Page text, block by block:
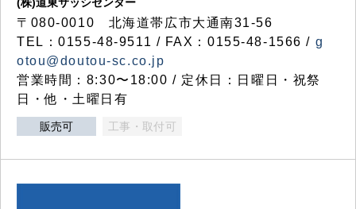
〒080-0010 北海道帯広市大通南31-56
TEL：0155-48-9511 / FAX：0155-48-1566 / g
otou@doutou-sc.co.jp
営業時間：8:30〜18:00 / 定休日：日曜日・祝祭
日・他・土曜日有
販売可 工事・取付可